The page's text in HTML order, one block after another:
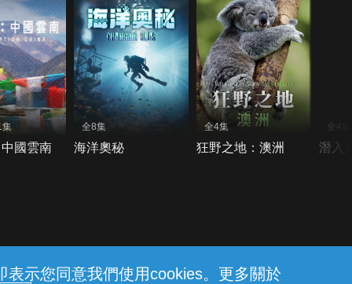
示您同意我們使用cookies。更多關於
集
國雲南
全8集
海洋奧秘
全4集
狂野之地：澳洲
全4集
潛入